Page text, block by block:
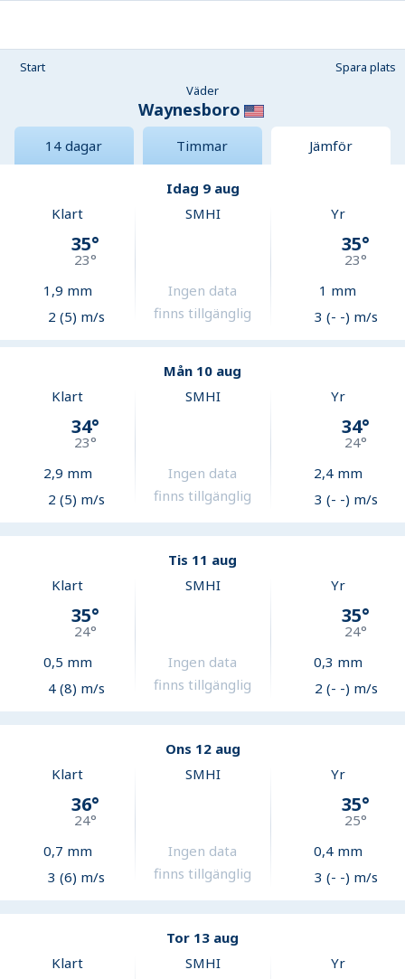
Start
Spara plats
Väder
Waynesboro
14 dagar Timmar Jämför
Idag 9 aug
Klart
35°
23°
1,9 mm
2 (5) m/s
SMHI
Ingen data
finns tillgänglig
Yr
35°
23°
1 mm
3 (- -) m/s
Mån 10 aug
Klart
34°
23°
2,9 mm
2 (5) m/s
SMHI
Ingen data
finns tillgänglig
Yr
34°
24°
2,4mm
3 (- -) m/s
Tis 11 aug
Klart
35°
24°
0,5 mm
4 (8) m/s
SMHI
Ingen data
finns tillgänglig
Yr
35°
24°
0,3 mm
2 (- -) m/s
Ons 12 aug
Klart
36°
24°
0,7 mm
3 (6) m/s
SMHI
Ingen data
finns tillgänglig
Yr
35°
25°
0,4mm
3 (- -) m/s
Tor 13 aug
Klart
SMHI Yr